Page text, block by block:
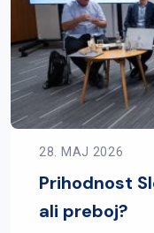
28. MAJ 2026
Prihodnost
ali preboj?